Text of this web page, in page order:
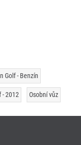
Golf - Benzín
- 2012 Osobní vůz